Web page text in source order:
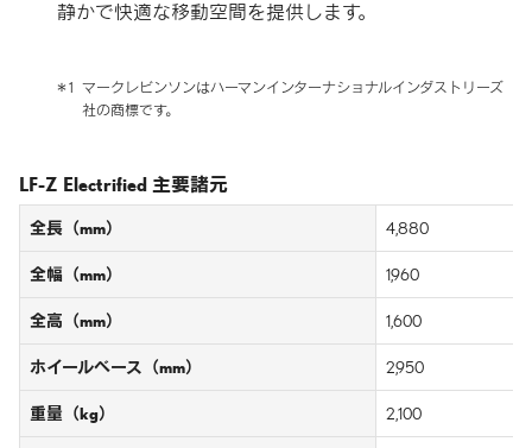
静かで快適な移動空間を提供します。
＊1 マークレビンソンはハーマンインターナショナルインダストリーズ
社の商標です。
LF-Z Electrified 主要諸元
全長（mm） 4,880
全幅（mm） 1,960
全高（mm） 1,600
ホイールベース（mm） 2,950
重量（kg） 2,100